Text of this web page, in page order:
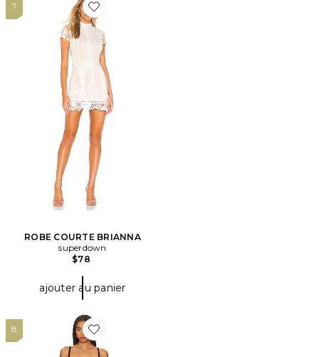
7
Favorite ROBE COURTE BRIANNA
ROBE COURTE BRIANNA
superdown
$78
ajouter au panier
8
Favorite ROBE NADA